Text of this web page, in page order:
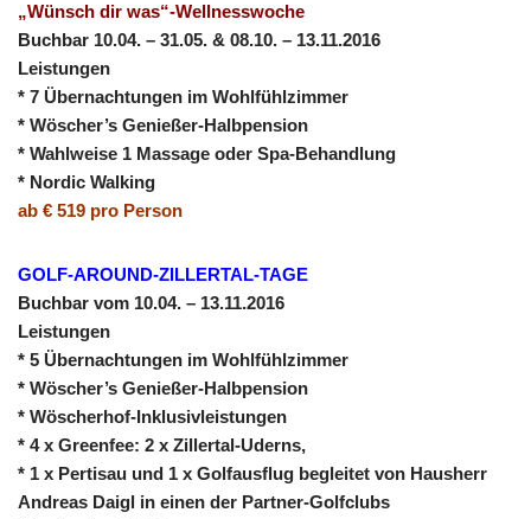
„Wünsch dir was“-Wellnesswoche
Buchbar 10.04. – 31.05. & 08.10. – 13.11.2016
Leistungen
* 7 Übernachtungen im Wohlfühlzimmer
* Wöscher’s Genießer-Halbpension
* Wahlweise 1 Massage oder Spa-Behandlung
* Nordic Walking
ab € 519 pro Person
GOLF-AROUND-ZILLERTAL-TAGE
Buchbar vom 10.04. – 13.11.2016
Leistungen
* 5 Übernachtungen im Wohlfühlzimmer
* Wöscher’s Genießer-Halbpension
* Wöscherhof-Inklusivleistungen
* 4 x Greenfee: 2 x Zillertal-Uderns,
* 1 x Pertisau und 1 x Golfausflug begleitet von Hausherr
Andreas Daigl in einen der Partner-Golfclubs